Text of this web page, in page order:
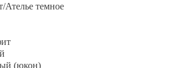
Ателье темное
(юкон)